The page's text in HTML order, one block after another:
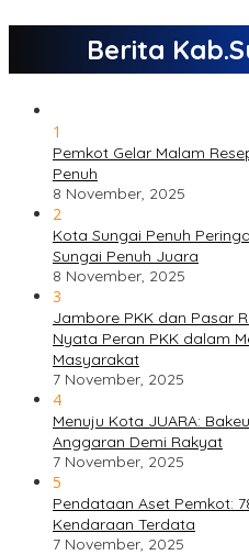
Berita
1
Pemkot Gelar Malam
Penuh
8 November, 2025
2
Kota Sungai Penuh
Sungai Penuh Juara
8 November, 2025
3
Jambore PKK dan Pasar
Nyata Peran PKK dalam
Masyarakat
7 November, 2025
4
Menuju Kota JUARA:
Anggaran Demi Rakyat
7 November, 2025
5
Pendataan Aset Pemkot:
Kendaraan Terdata
7 November, 2025